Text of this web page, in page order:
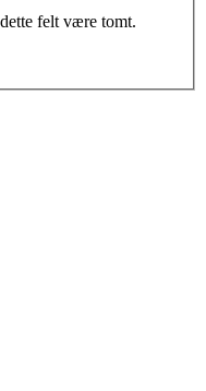
felt være tomt.